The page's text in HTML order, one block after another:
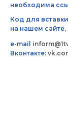
необходима
Код для
на нашем
e-mail
Вконтакте: